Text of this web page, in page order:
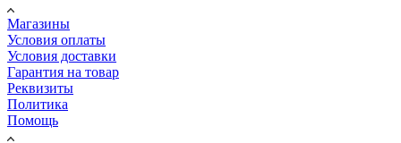
Магазины
Условия оплаты
Условия доставки
Гарантия на товар
Реквизиты
Политика
Помощь